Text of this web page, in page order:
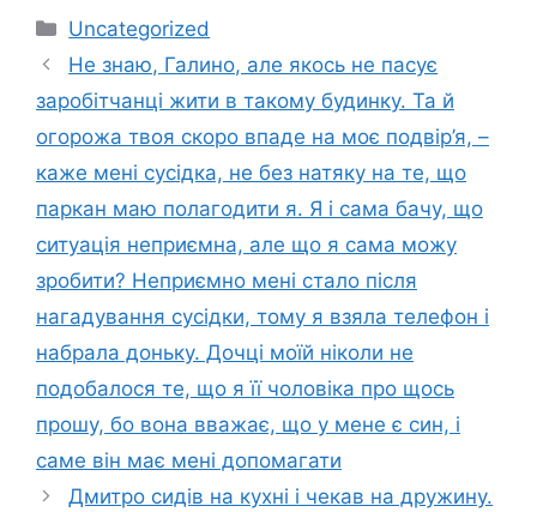
Категорії
Uncategorized
Не знаю, Галино, але якось не пасує
заробітчанці жити в такому будинку. Та й
огорожа твоя скоро впаде на моє подвір’я, –
каже мені сусідка, не без натяку на те, що
паркан маю полагодити я. Я і сама бачу, що
ситуація неприємна, але що я сама можу
зробити? Неприємно мені стало після
нагадування сусідки, тому я взяла телефон і
набрала доньку. Дочці моїй ніколи не
подобалося те, що я її чоловіка про щось
прошу, бо вона вважає, що у мене є син, і
саме він має мені допомагати
Дмитро сидів на кухні і чекав на дружину.